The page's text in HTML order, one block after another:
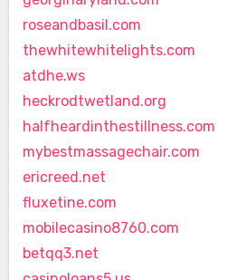
roseandbasil.com
thewhitewhitelights.com
atdhe.ws
heckrodtwetland.org
halfheardinthestillness.com
mybestmassagechair.com
ericreed.net
fluxetine.com
mobilecasino8760.com
betqq3.net